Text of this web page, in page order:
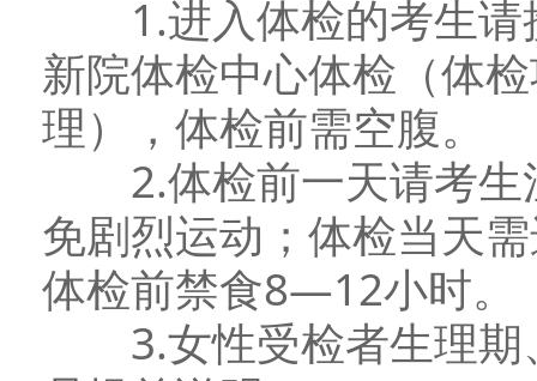
1.进入体检的考生请
新院体检中心体检（体
理），体检前需空腹。
2.体检前一天请考生
免剧烈运动；体检当天
体检前禁食8—12小时。
3.女性受检者生理期